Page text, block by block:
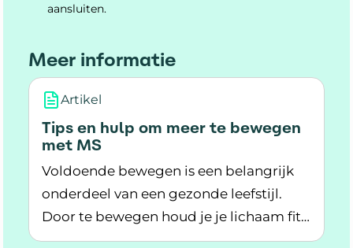
aansluiten.
Meer informatie
Artikel
Tips en hulp om meer te bewegen
met MS
Voldoende bewegen is een belangrijk
onderdeel van een gezonde leefstijl.
Door te bewegen houd je je lichaam fit
en sterk. Hoe fitter en sterker je bent,
Lees meer over Tips en hulp om meer te